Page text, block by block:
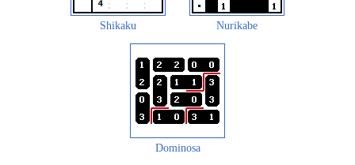
Shikaku Nurikabe
Dominosa